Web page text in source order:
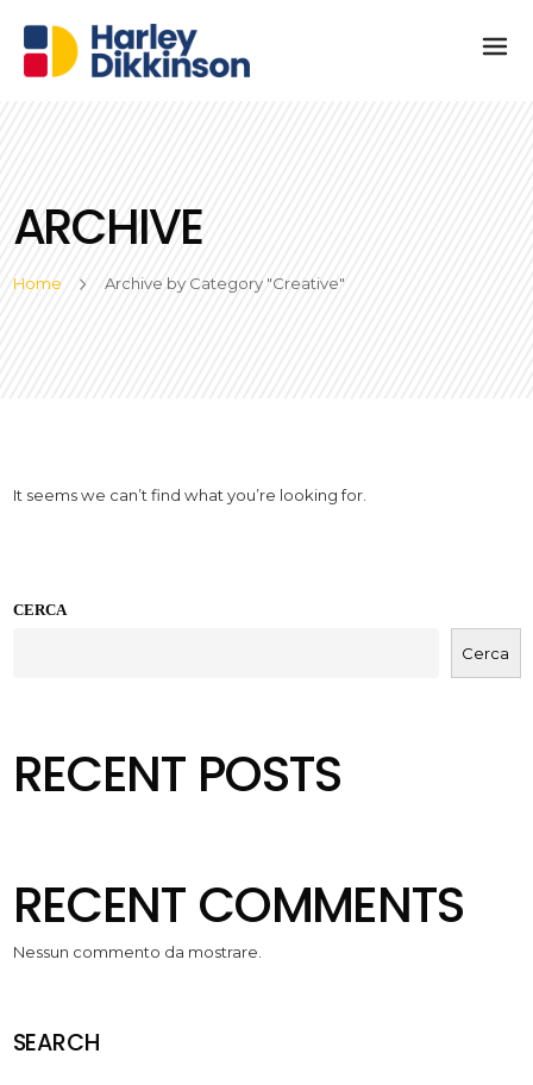
ARCHIVE
Home Archive by Category "Creative"
It seems we can’t find what you’re looking for.
CERCA
Cerca
RECENT POSTS
RECENT COMMENTS
Nessun commento da mostrare.
SEARCH